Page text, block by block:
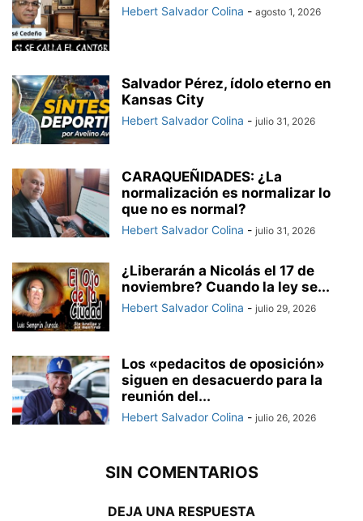
Hebert Salvador Colina - agosto 1, 2026
Salvador Pérez, ídolo eterno en
Kansas City
Hebert Salvador Colina - julio 31, 2026
CARAQUEÑIDADES: ¿La
normalización es normalizar lo
que no es normal?
Hebert Salvador Colina - julio 31, 2026
¿Liberarán a Nicolás el 17 de
noviembre? Cuando la ley se...
Hebert Salvador Colina - julio 29, 2026
Los «pedacitos de oposición»
siguen en desacuerdo para la
reunión del...
Hebert Salvador Colina - julio 26, 2026
SIN COMENTARIOS
DEJA UNA RESPUESTA